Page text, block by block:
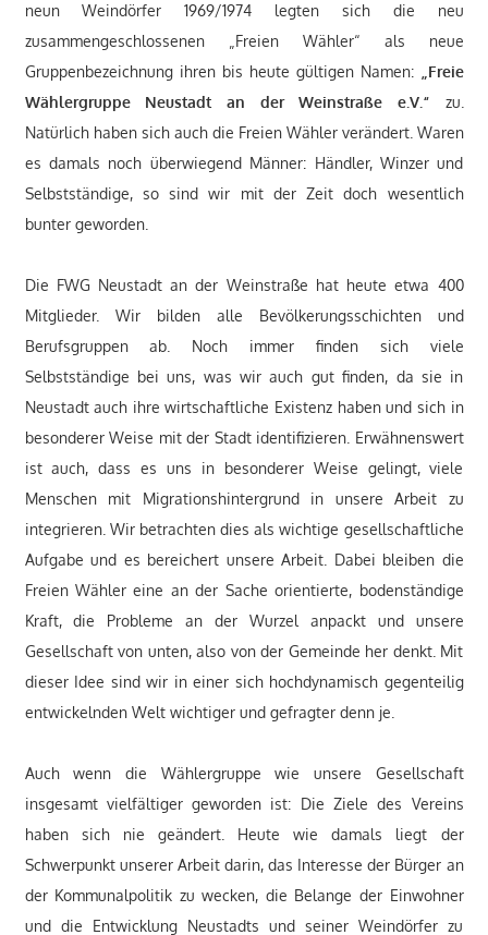
neun Weindörfer 1969/1974 legten sich die neu
zusammengeschlossenen „Freien Wähler“ als neue
Gruppenbezeichnung ihren bis heute gültigen Namen: „Freie
Wählergruppe Neustadt an der Weinstraße e.V.“ zu.
Natürlich haben sich auch die Freien Wähler verändert. Waren
es damals noch überwiegend Männer: Händler, Winzer und
Selbstständige, so sind wir mit der Zeit doch wesentlich
bunter geworden.
Die FWG Neustadt an der Weinstraße hat heute etwa 400
Mitglieder. Wir bilden alle Bevölkerungsschichten und
Berufsgruppen ab. Noch immer finden sich viele
Selbstständige bei uns, was wir auch gut finden, da sie in
Neustadt auch ihre wirtschaftliche Existenz haben und sich in
besonderer Weise mit der Stadt identifizieren. Erwähnenswert
ist auch, dass es uns in besonderer Weise gelingt, viele
Menschen mit Migrationshintergrund in unsere Arbeit zu
integrieren. Wir betrachten dies als wichtige gesellschaftliche
Aufgabe und es bereichert unsere Arbeit. Dabei bleiben die
Freien Wähler eine an der Sache orientierte, bodenständige
Kraft, die Probleme an der Wurzel anpackt und unsere
Gesellschaft von unten, also von der Gemeinde her denkt. Mit
dieser Idee sind wir in einer sich hochdynamisch gegenteilig
entwickelnden Welt wichtiger und gefragter denn je.
Auch wenn die Wählergruppe wie unsere Gesellschaft
insgesamt vielfältiger geworden ist: Die Ziele des Vereins
haben sich nie geändert. Heute wie damals liegt der
Schwerpunkt unserer Arbeit darin, das Interesse der Bürger an
der Kommunalpolitik zu wecken, die Belange der Einwohner
und die Entwicklung Neustadts und seiner Weindörfer zu